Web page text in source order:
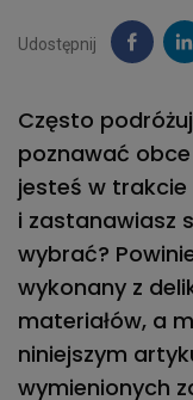
Udostępnij
Często
poznawać
jesteś w trakcie
i zastanawiasz
wybrać?
wykonany z
materiałów, a
niniejszym
wymienionych